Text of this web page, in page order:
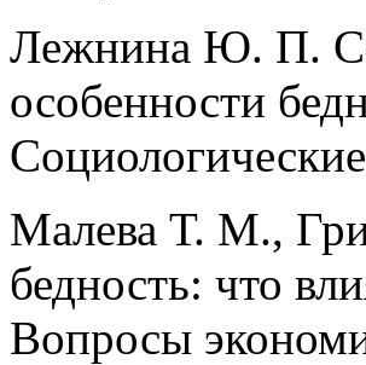
Лежнина Ю. П.
особенности
Малева Т. М.,
бедность: что
Вопросы